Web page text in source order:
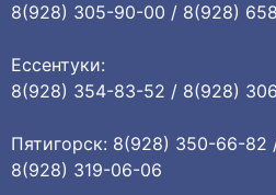
8(928) 305-90-00 / 8(928)
Ессентуки:
8(928) 354-83-52 / 8(928)
Пятигорск: 8(928) 350-66-
8(928) 319-06-06